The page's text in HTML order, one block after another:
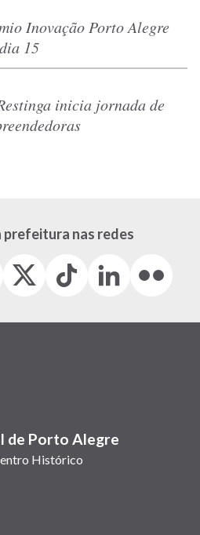
Inovação Porto Alegre
15
inicia jornada de
prefeitura nas redes
(Antigo
(link
Tiktok
(link
em
LinkedIn
(link
em
(link
em
de Porto Alegre
Histórico